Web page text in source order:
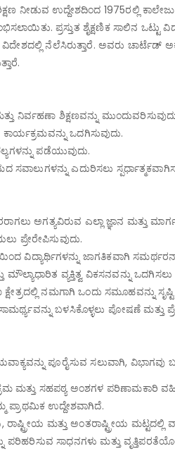
ನೀಡುವ ಉದ್ದೇಶದಿಂದ 1975ರಲ್ಲಿ
ಪ್ರಸ್ತುತ ಶೈಕ್ಷಣಿಕ ಸಾಲಿನ
ವಿದೇಶದಲ್ಲಿ ನೆಲೆಸಿರುತ್ತಾರೆ. ಅವರು ಚಾರ್ಟೆಡ್
ನಿರ್ವಹಣಾ ಶಿಕ್ಷಣವನ್ನು
ಕಾರ್ಯಕ್ರಮವನ್ನು ಒದಗಿಸುವುದು.
ಪಡೆಯುವುದು.
ಸವಾಲುಗಳನ್ನು ಎದುರಿಸಲು
ಅಗತ್ಯವಿರುವ ಎಲ್ಲಾ ಜ್ಞಾನ ಮತ್ತು
ಪ್ರೇರೇಪಿಸುವುದು.
ಜಾಗತಿಕವಾಗಿ
ಮೌಲ್ಯಾಧಾರಿತ ವ್ಯಕ್ತಿತ್ವ ವಿಕಸನವನ್ನು
ನಮಗಾಗಿ ಒಂದು ಸಮೂಹವನ್ನು
ಬಳಸಿಕೊಳ್ಳಲು ಪೋಷಣೆ ಮತ್ತು
ಪೂರೈಸುವ ಸಲುವಾಗಿ, ವಿಭಾಗವು
ಮತ್ತು ಸಹಪಠ್ಯ ಅಂಶಗಳ ಪರಿಣಾಮಕಾರಿ
ಪ್ರಾಥಮಿಕ ಉದ್ದೇಶವಾಗಿದೆ.
ಮತ್ತು ಅಂತರಾಷ್ಟ್ರೀಯ ಮಟ್ಟದಲ್ಲಿ
ಪರಿಹರಿಸುವ ಸಾಧನಗಳು ಮತ್ತು